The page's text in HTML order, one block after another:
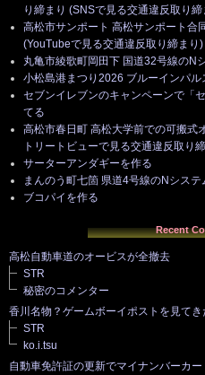
り締まり (SNSで見る交通違反取り締
高松市サンポート 高松サンポート合
(YouTubeで見る交通違反取り締まり)
丸亀市綾歌町岡田下 国道32号線のN
小松島港まつり2026 ブルーインパル
セブンイレブンのキャンペーンで「
てる
高松市春日町 高松大学前での可搬式
トリートビューで見る交通違反取り
サーターアンダギーを作る
まんのう町七箇 県道4号線のNシステ
ブコパイを作る
Recent
高松自動車道のオービスが全撤去
STR
秘密のコメンター
香川名物？ゲームボーイポストを見てき
STR
ko.i.tsu
自動車免許証の更新でマイナンバーカ